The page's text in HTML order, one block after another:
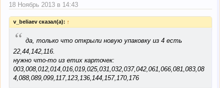
18 Ноябрь 2013 в 14:43
v_beliaev сказал(а): ↑
“ да, только что открыли новую упаковку из 4 есть
22,44,142,116.
нужно что-то из етих карточек:
003,008,012,014,016,019,025,031,032,037,042,061,066,081,083,08
4,088,089,099,117,123,136,144,157,170,176